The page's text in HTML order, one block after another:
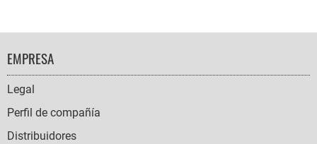
FOOTER
NAVIGATION
EMPRESA
Legal
Perfil de compañía
Distribuidores